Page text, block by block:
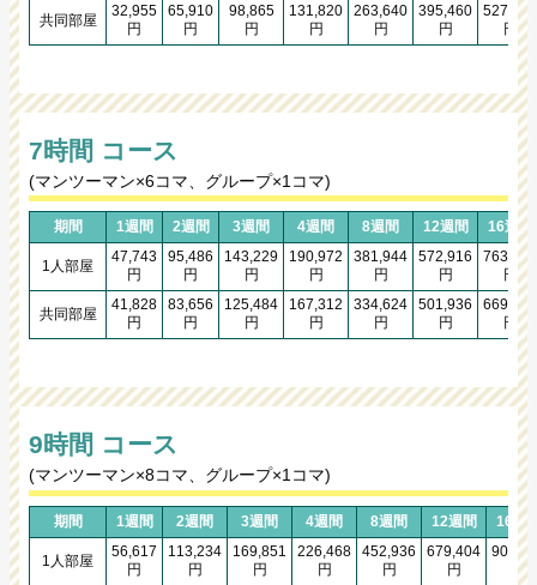
共同部屋
32,955
円
65,910
円
98,865
円
131,820
円
263,640
円
395,460
円
527,280
円
7時間 コース
(マンツーマン×6コマ、グループ×1コマ)
期間 1週間 2週間 3週間 4週間 8週間 12週間 16週間
1人部屋
47,743
円
95,486
円
143,229
円
190,972
円
381,944
円
572,916
円
763,888
円
共同部屋
41,828
円
83,656
円
125,484
円
167,312
円
334,624
円
501,936
円
669,248
円
9時間 コース
(マンツーマン×8コマ、グループ×1コマ)
期間 1週間 2週間 3週間 4週間 8週間 12週間 16週
1人部屋
56,617
円
113,234
円
169,851
円
226,468
円
452,936
円
679,404
円
円